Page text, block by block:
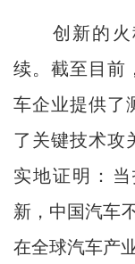
创新的火
续。截至目前
车企业提供了
了关键技术攻
实地证明：
新，中国汽车
在全球汽车产